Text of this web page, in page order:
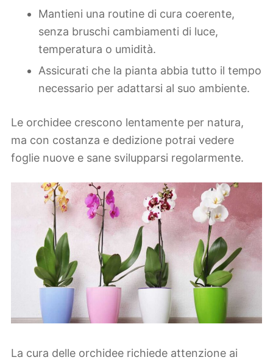
Mantieni una routine di cura coerente,
senza bruschi cambiamenti di luce,
temperatura o umidità.
Assicurati che la pianta abbia tutto il tempo
necessario per adattarsi al suo ambiente.
Le orchidee crescono lentamente per natura,
ma con costanza e dedizione potrai vedere
foglie nuove e sane svilupparsi regolarmente.
La cura delle orchidee richiede attenzione ai